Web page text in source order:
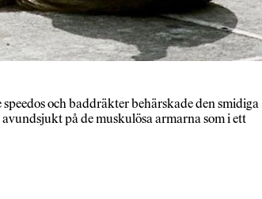
och baddräkter behärskade den smidiga
på de muskulösa armarna som i ett